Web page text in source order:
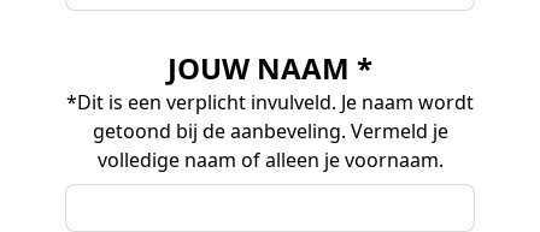
JOUW NAAM *
*Dit is een verplicht invulveld. Je naam wordt
getoond bij de aanbeveling. Vermeld je
volledige naam of alleen je voornaam.